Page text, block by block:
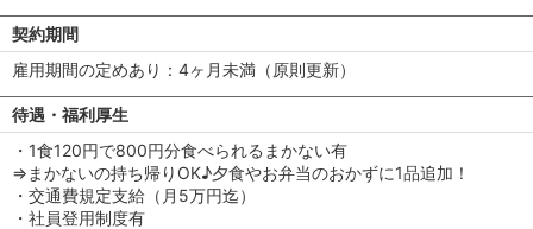
契約期間
雇用期間の定めあり：4ヶ月未満（原則更新）
待遇・福利厚生
・1食120円で800円分食べられるまかない有
⇒まかないの持ち帰りOK♪夕食やお弁当のおかずに1品追加！
・交通費規定支給（月5万円迄）
・社員登用制度有